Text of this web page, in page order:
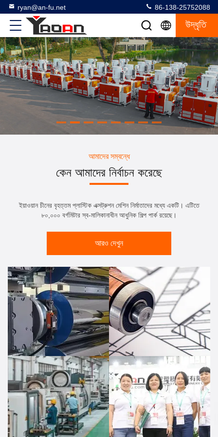
ryan@an-fu.net 86-138-25752088
উদ্ধৃতি
আমাদের সম্বন্ধে
কেন আমাদের নির্বাচন করেছে
ইয়াওয়ান চীনের বৃহত্তম প্লাস্টিক এক্সট্রুশন মেশিন নির্মাতাদের মধ্যে একটি। এটিতে
৮০,০০০ বর্গমিটার স্ব-মালিকানাধীন আধুনিক শিল্প পার্ক রয়েছে।
আরও দেখুন